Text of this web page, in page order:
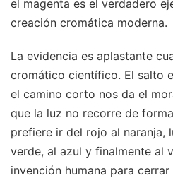
el magenta es el verdadero
creación cromática moderna.
La evidencia es aplastante
cromático científico. El salto
el camino corto nos da el
que la luz no recorre de
prefiere ir del rojo al naranja,
verde, al azul y finalmente al
invención humana para